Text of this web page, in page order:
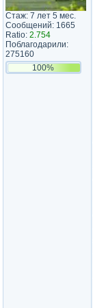
Стаж: 7 лет 5 мес.
Сообщений: 1665
Ratio: 2.754
Поблагодарили:
275160
100%